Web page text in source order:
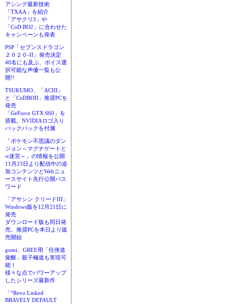
アシング最新技術
「TXAA」を紹介
「アサクリ3」や
「CoD:BO2」に合わせた
キャンペーンも発表
PSP「セブンスドラゴン
２０２０-II」発売決定
40名にも及ぶ、ボイス選
択可能な声優一覧も公
開!!
TSUKUMO、「ACIII」
と「CoDBOII」推奨PCを
発売
「GeForce GTX 660」を
搭載。NVIDIAロゴ入り
バックパックを付属
「ポケモン不思議のダン
ジョン～マグナゲートと
∞迷宮～」の情報を公開
11月23日より配信中の追
加コンテンツとWebニュ
ースサイト先行公開パス
ワード
「アサシン クリードIII」
Windows版を12月21日に
発売
ダウンロード版も同日発
売。推奨PCを本日より販
売開始
gumi、GREE用「任侠道
覚醒」親子極道も実現可
能！
様々な点でパワーアップ
したシリーズ最新作
「“Revo Linked
BRAVELY DEFAULT